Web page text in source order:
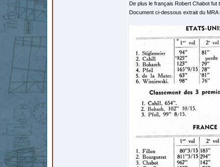
De plus le français Robert Chabot
Document ci-dessous extrait du MRA